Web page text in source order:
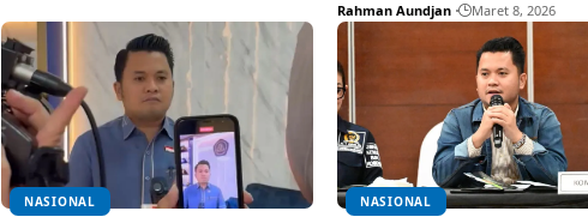
Rahman Aundjan Maret 8, 2026
NASIONAL NASIONAL